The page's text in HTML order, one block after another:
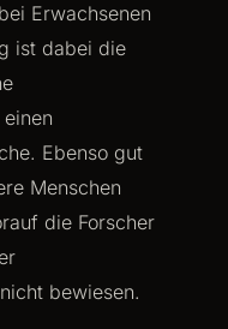
Erwachsenen
ist dabei die
Ebenso gut
Menschen
die Forscher
bewiesen.